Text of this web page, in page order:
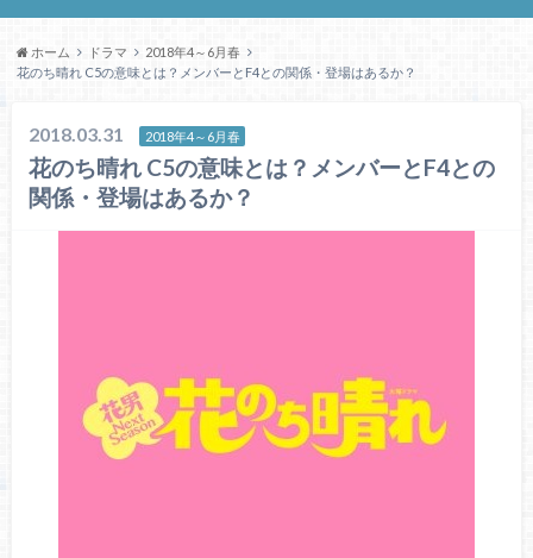
ホーム ドラマ
2018年4～6月春
花のち晴れ C5の意味とは？メンバーとF4との関係・登場はあるか？
2018.03.31 2018年4～6月春
花のち晴れ C5の意味とは？メンバーとF4との
関係・登場はあるか？